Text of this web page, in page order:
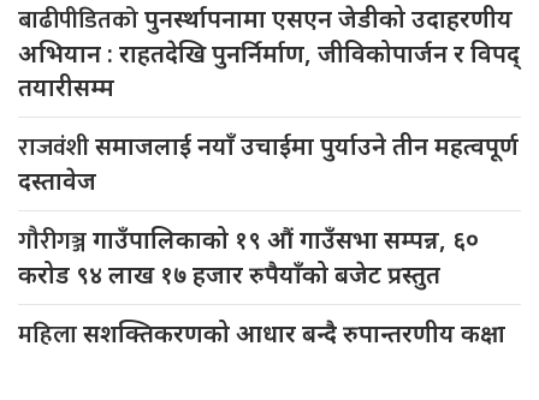
बाढीपीडितकोपुनर्स्थापनामा एसएन जेडीको उदाहरणीय
अभियान : राहतदेखि पुनर्निर्माण, जीविकोपार्जन र विपद्
तयारीसम्म
राजवंशीसमाजलाई नयाँ उचाईमा पुर्याउने तीन महत्वपूर्ण
दस्तावेज
गौरीगञ्जगाउँपालिकाको १९ औं गाउँसभा सम्पन्न, ६०
करोड ९४ लाख १७ हजार रुपैयाँको बजेट प्रस्तुत
महिलासशक्तिकरणको आधार बन्दै रुपान्तरणीय कक्षा